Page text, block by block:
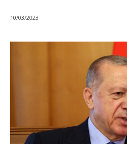
10/03/2023